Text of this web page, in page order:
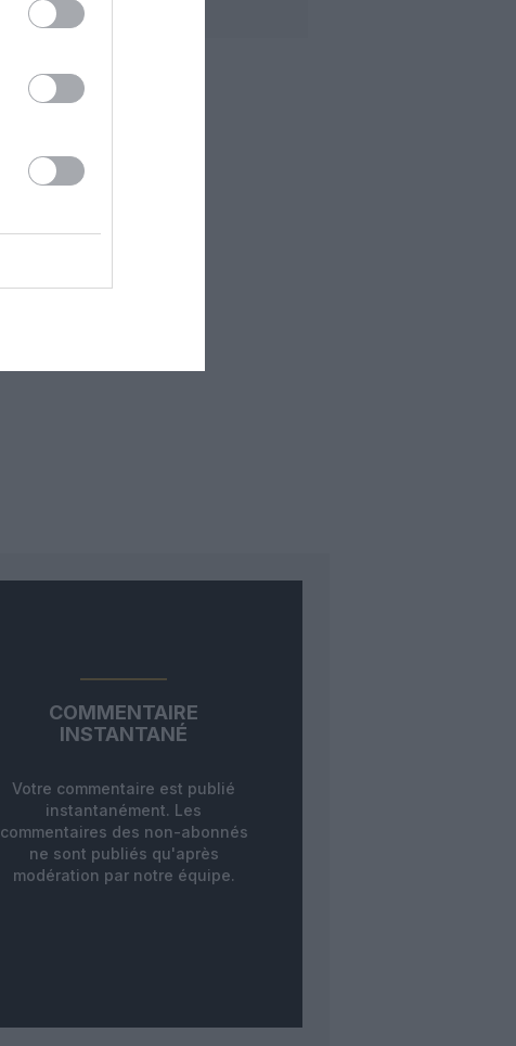
COMMENTAIRE
INSTANTANÉ
Votre commentaire est publié
instantanément. Les
commentaires des non-abonnés
ne sont publiés qu'après
modération par notre équipe.